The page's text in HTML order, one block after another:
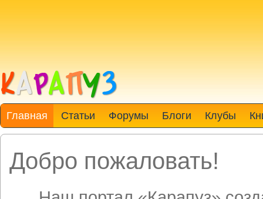
Главная Статьи Форумы Блоги Клубы
Добро пожаловать!